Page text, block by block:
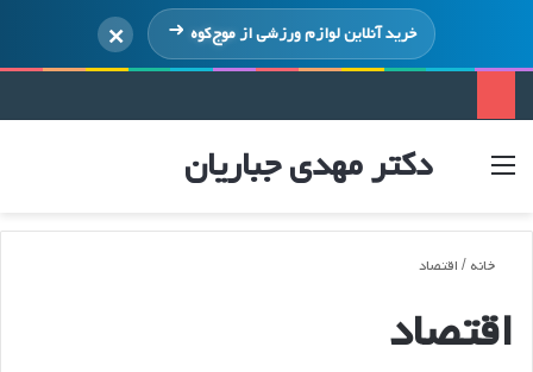
خرید آنلاین لوازم ورزشی ازموج‌کوه ×
دکتر مهدی جباریان
ورود
خانه / اقتصاد
اقتصاد